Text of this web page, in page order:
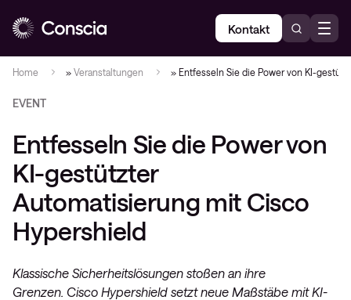
Kontakt
Home » Veranstaltungen » Entfesseln Sie die Power von KI-
EVENT
Entfesseln Sie die Power von
KI-gestützter
Automatisierung mit Cisco
Hypershield
Klassische Sicherheitslösungen stoßen an ihre
Grenzen. Cisco Hypershield setzt neue Maßstäbe mit KI-